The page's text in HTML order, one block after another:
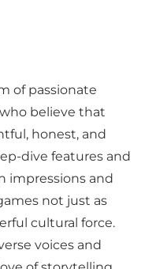
of passionate
believe that
honest, and
dive features and
impressions and
not just as
cultural force.
voices and